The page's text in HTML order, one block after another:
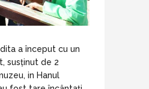
a început cu un
susținut de 2
in Hanul